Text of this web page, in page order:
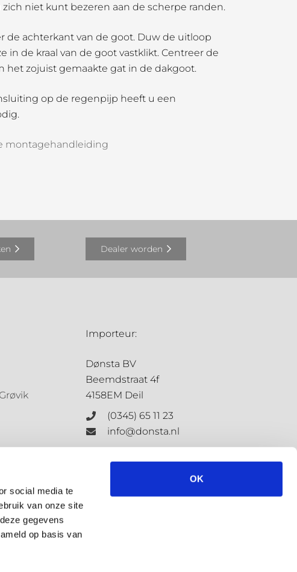
social media te
van onze site
gegevens
op basis van
OK
niet kunt bezeren aan de scherpe randen.
de achterkant van de goot. Duw de uitloop
in de kraal van de goot vastklikt. Centreer de
het zojuist gemaakte gat in de dakgoot.
op de regenpijp heeft u een
montagehandleiding
Dealer worden
Importeur:
Dønsta BV
Beemdstraat 4f
4158EM Deil
(0345) 65 11 23
info@donsta.nl
Contactformulier